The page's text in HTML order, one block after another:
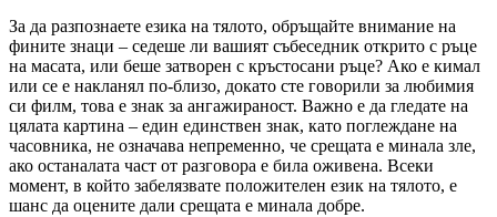
За да разпознаете езика на тялото, обръщайте внимание на
фините знаци – седеше ли вашият събеседник открито с ръце
на масата, или беше затворен с кръстосани ръце? Ако е кимал
или се е накланял по-близо, докато сте говорили за любимия
си филм, това е знак за ангажираност. Важно е да гледате на
цялата картина – един единствен знак, като поглеждане на
часовника, не означава непременно, че срещата е минала зле,
ако останалата част от разговора е била оживена. Всеки
момент, в който забелязвате положителен език на тялото, е
шанс да оцените дали срещата е минала добре.